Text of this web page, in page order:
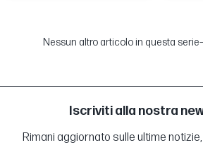
Nessun altro articolo in questa
Iscriviti alla nostra
Rimani aggiornato sulle ultime